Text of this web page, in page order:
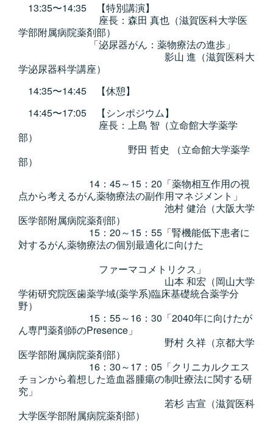
13:35〜14:35 【特別講演】
座長：森田 真也（滋賀医科大学医
学部附属病院薬剤部）
「泌尿器がん：薬物療法の進歩」
影山 進（滋賀医科大
学泌尿器科学講座）
14:35〜14:45 【休憩】
14:45〜17:05 【シンポジウム】
座長：上島 智（立命館大学薬学
部）
野田 哲史 （立命館大学薬学
部）
14：45～15：20「薬物相互作用の視
点から考えるがん薬物療法の副作用マネジメント」
池村 健治（大阪大学
医学部附属病院薬剤部）
15：20～15：55「腎機能低下患者に
対するがん薬物療法の個別最適化に向けた
ファーマコメトリクス」
山本 和宏（岡山大学
学術研究院医歯薬学域(薬学系)臨床基礎統合薬学分
野）
15：55～16：30「2040年に向けたが
ん専門薬剤師のPresence」
野村 久祥（京都大学
医学部附属病院薬剤部）
16：30～17：05「クリニカルクエス
チョンから着想した造血器腫瘍の制吐療法に関する研
究」
若杉 吉宣（滋賀医科
大学医学部附属病院薬剤部）